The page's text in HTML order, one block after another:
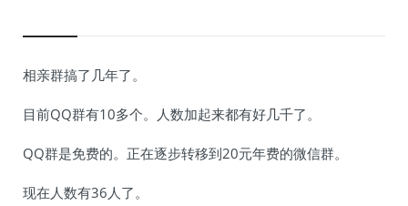
相亲群搞了几年了。
目前QQ群有10多个。人数加起来都有好几千了。
QQ群是免费的。正在逐步转移到20元年费的微信群。
现在人数有36人了。